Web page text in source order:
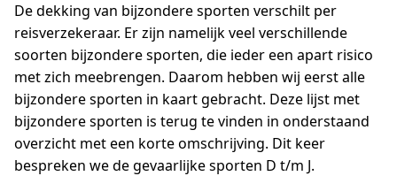
De dekking van bijzondere sporten verschilt per
reisverzekeraar. Er zijn namelijk veel verschillende
soorten bijzondere sporten, die ieder een apart risico
met zich meebrengen. Daarom hebben wij eerst alle
bijzondere sporten in kaart gebracht. Deze lijst met
bijzondere sporten is terug te vinden in onderstaand
overzicht met een korte omschrijving. Dit keer
bespreken we de gevaarlijke sporten D t/m J.